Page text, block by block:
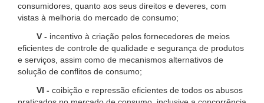
consumidores, quanto aos seus direitos e deveres, com
vistas à melhoria do mercado de consumo;
V - incentivo à criação pelos fornecedores de meios
eficientes de controle de qualidade e segurança de produtos
e serviços, assim como de mecanismos alternativos de
solução de conflitos de consumo;
VI - coibição e repressão eficientes de todos os abusos